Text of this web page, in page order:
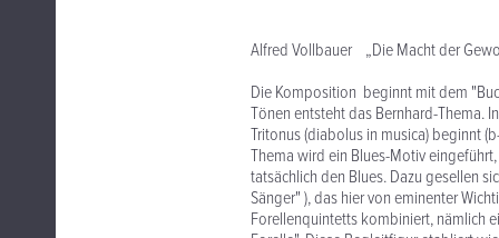
Alfred Vollbauer „Die Macht der
Die Komposition beginnt mit dem
Tönen entsteht das Bernhard-Thema.
Tritonus (diabolus in musica) beginnt
Thema wird ein Blues-Motiv
tatsächlich den Blues. Dazu gesellen
Sänger" ), das hier von eminenter
Forellenquintetts kombiniert, nämlich